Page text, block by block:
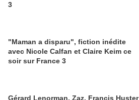
3
"Maman a disparu", fiction inédite
avec Nicole Calfan et Claire Keim ce
soir sur France 3
Gérard Lenorman, Zaz, Francis Huster